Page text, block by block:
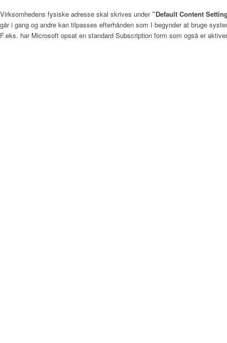
Virksomhedens fysiske adresse skal skrives under ”Default Content
går i gang og andre kan tilpasses efterhånden som I begynder at bruge
F.eks. har Microsoft opsat en standard Subscription form som også er